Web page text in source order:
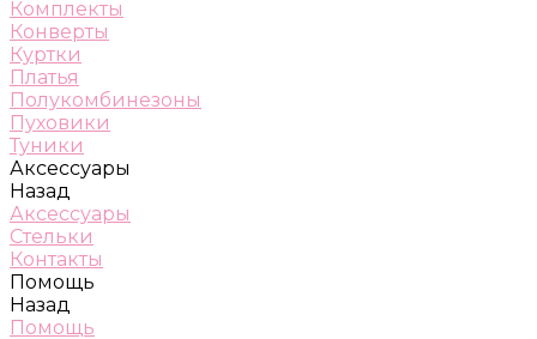
Комплекты
Конверты
Куртки
Платья
Полукомбинезоны
Пуховики
Туники
Аксессуары
Назад
Аксессуары
Стельки
Контакты
Помощь
Назад
Помощь